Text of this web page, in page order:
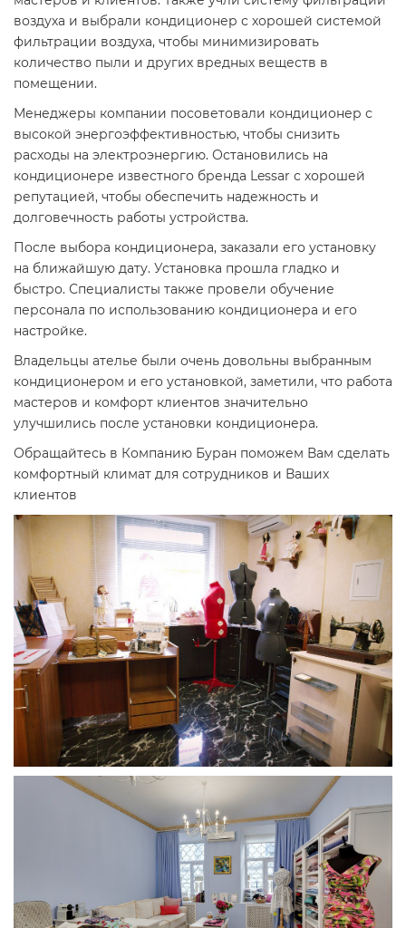
воздуха и выбрали кондиционер с хорошей системой
фильтрации воздуха, чтобы минимизировать
количество пыли и других вредных веществ в
помещении.
Менеджеры компании посоветовали кондиционер с
высокой энергоэффективностью, чтобы снизить
расходы на электроэнергию. Остановились на
кондиционере известного бренда Lessar с хорошей
репутацией, чтобы обеспечить надежность и
долговечность работы устройства.
После выбора кондиционера, заказали его установку
на ближайшую дату. Установка прошла гладко и
быстро. Специалисты также провели обучение
персонала по использованию кондиционера и его
настройке.
Владельцы ателье были очень довольны выбранным
кондиционером и его установкой, заметили, что работа
мастеров и комфорт клиентов значительно
улучшились после установки кондиционера.
Обращайтесь в Компанию Буран поможем Вам сделать
комфортный климат для сотрудников и Ваших
клиентов